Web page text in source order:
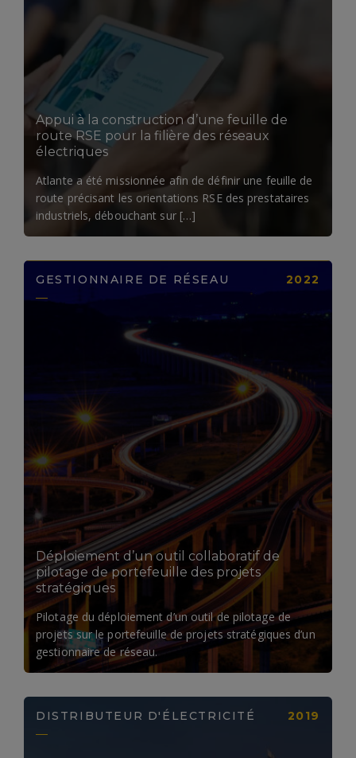
Appui à la construction d’une feuille de
route RSE pour la filière des réseaux
électriques​
Atlante a été missionnée afin de définir une feuille de
route précisant les orientations RSE des prestataires
industriels, débouchant sur […]
GESTIONNAIRE DE RÉSEAU 2022
Déploiement d’un outil collaboratif de
pilotage de portefeuille des projets
stratégiques
Pilotage du déploiement d’un outil de pilotage de
projets sur le portefeuille de projets stratégiques d’un
gestionnaire de réseau.
LIRE LA SUITE
DISTRIBUTEUR D'ÉLECTRICITÉ 2019
LIRE LA SUITE